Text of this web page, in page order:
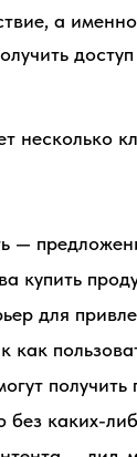
а
несколько
—
купить
для
как
получить
каких-